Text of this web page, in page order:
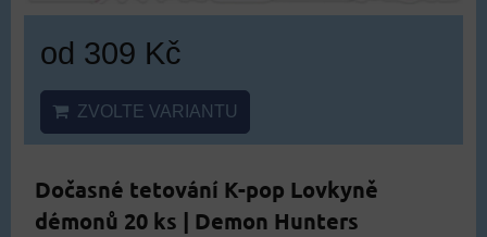
od 309 Kč
ZVOLTE VARIANTU
Dočasné tetování K-pop Lovkyně
démonů 20 ks | Demon Hunters